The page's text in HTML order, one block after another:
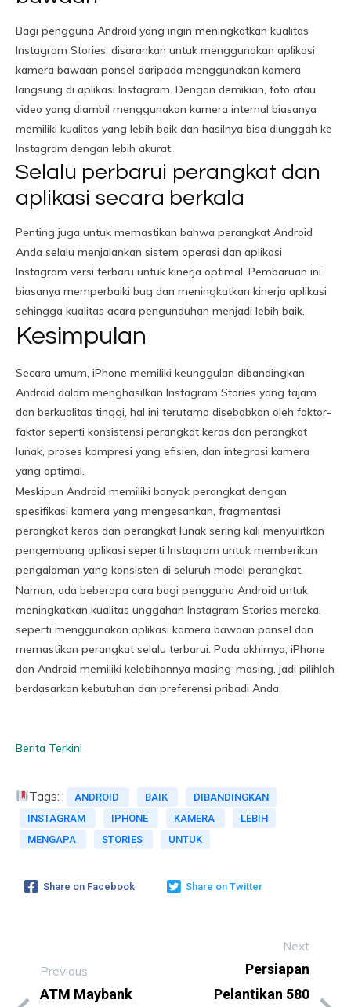
Bagi pengguna Android yang ingin meningkatkan kualitas
Instagram Stories, disarankan untuk menggunakan aplikasi
kamera bawaan ponsel daripada menggunakan kamera
langsung di aplikasi Instagram. Dengan demikian, foto atau
video yang diambil menggunakan kamera internal biasanya
memiliki kualitas yang lebih baik dan hasilnya bisa diunggah ke
Instagram dengan lebih akurat.
Selalu perbarui perangkat dan
aplikasi secara berkala
Penting juga untuk memastikan bahwa perangkat Android
Anda selalu menjalankan sistem operasi dan aplikasi
Instagram versi terbaru untuk kinerja optimal. Pembaruan ini
biasanya memperbaiki bug dan meningkatkan kinerja aplikasi
sehingga kualitas acara pengunduhan menjadi lebih baik.
Kesimpulan
Secara umum, iPhone memiliki keunggulan dibandingkan
Android dalam menghasilkan Instagram Stories yang tajam
dan berkualitas tinggi, hal ini terutama disebabkan oleh faktor-
faktor seperti konsistensi perangkat keras dan perangkat
lunak, proses kompresi yang efisien, dan integrasi kamera
yang optimal.
Meskipun Android memiliki banyak perangkat dengan
spesifikasi kamera yang mengesankan, fragmentasi
perangkat keras dan perangkat lunak sering kali menyulitkan
pengembang aplikasi seperti Instagram untuk memberikan
pengalaman yang konsisten di seluruh model perangkat.
Namun, ada beberapa cara bagi pengguna Android untuk
meningkatkan kualitas unggahan Instagram Stories mereka,
seperti menggunakan aplikasi kamera bawaan ponsel dan
memastikan perangkat selalu terbarui. Pada akhirnya, iPhone
dan Android memiliki kelebihannya masing-masing, jadi pilihlah
berdasarkan kebutuhan dan preferensi pribadi Anda.
Berita Terkini
Tags: ANDROID BAIK
DIBANDINGKAN
INSTAGRAM
IPHONE KAMERA
LEBIH
MENGAPA
STORIES UNTUK
Share on Facebook Share on Twitter
Previous
ATM Maybank
Next
Persiapan
Pelantikan 580